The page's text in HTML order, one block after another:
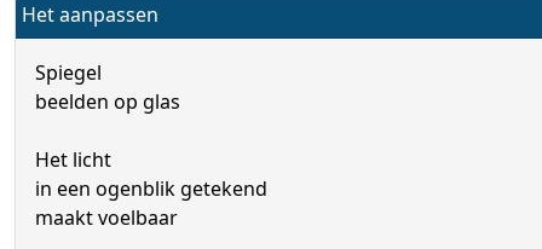
Het aanpassen
Spiegel
beelden op glas
Het licht
in een ogenblik getekend
maakt voelbaar